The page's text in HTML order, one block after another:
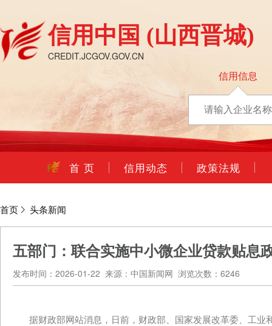
信用中国 (山西晋城)
CREDIT.JCGOV.GOV.CN
信用信息
首 页 信用动态 政策法规
首页 头条新闻
五部门：联合实施中小微企业贷款贴息
发布时间：2026-01-22 来源：中国新闻网 浏览次数：6246
据财政部网站消息，日前，财政部、国家发展改革委、工业